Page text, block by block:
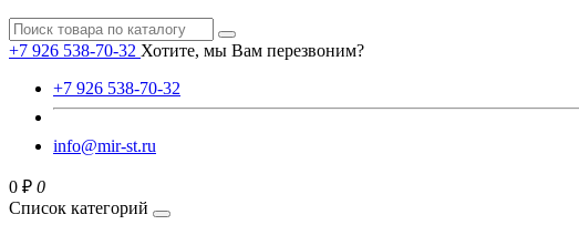
+7 926 538-70-32 Хотите, мы Вам перезвоним?
+7 926 538-70-32
info@mir-st.ru
0 ₽ 0
Список категорий